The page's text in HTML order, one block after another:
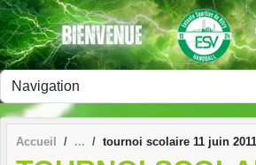
Accueil tournoi scolaire 11 juin 2011
Panneau de gestion des cookies